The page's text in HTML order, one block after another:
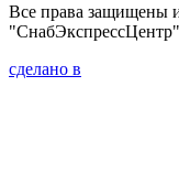
Все права защищены
"СнабЭкспрессЦентр"
сделано в